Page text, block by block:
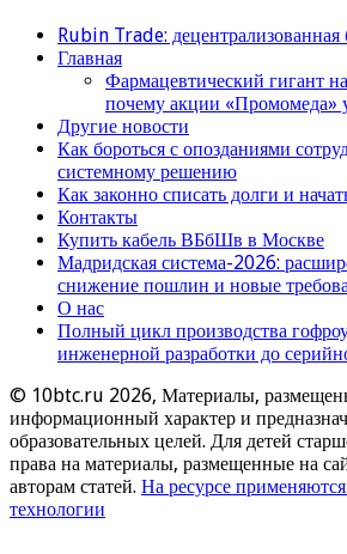
Rubin Trade:
Главная
Фармацевтический гигант
почему акции «Промомеда»
Другие новости
Как бороться с опозданиями
системному решению
Как законно списать долги и
Контакты
Купить кабель ВБбШв в Москве
Мадридская система-2026:
снижение пошлин и новые
О нас
Полный цикл производства
инженерной разработки до
© 10btc.ru 2026, Материалы,
информационный характер и
образовательных целей. Для детей
права на материалы, размещенные на
авторам статей. На ресурсе
технологии